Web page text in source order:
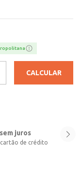
o uso. O
Uma opção
quentinhos e
dia!\n\nTecido:
CALCULAR
juros
de crédito